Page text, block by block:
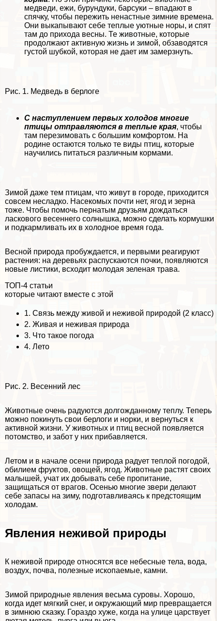
медведи, ежи, бурундуки, барсуки – впадают в
спячку, чтобы пережить ненастные зимние времена.
Они выкапывают себе теплые уютные норы, и спят
там до прихода весны. Те животные, которые
продолжают активную жизнь и зимой, обзаводятся
густой шубкой, которая не дает им замерзнуть.
Рис. 1. Медведь в берлоге
С наступлением первых холодов многие
птицы отправляются в теплые края, чтобы
там перезимовать с большим комфортом. На
родине остаются только те виды птиц, которые
научились питаться различным кормами.
Зимой даже тем птицам, что живут в городе, приходится
совсем несладко. Насекомых почти нет, ягод и зерна
тоже. Чтобы помочь пернатым друзьям дождаться
ласкового весеннего солнышка, можно сделать кормушки
и подкармливать их в холодное время года.
Весной природа пробуждается, и первыми реагируют
растения: на деревьях распускаются почки, появляются
новые листики, всходит молодая зеленая трава.
ТОП-4 статьи
которые читают вместе с этой
1. Связь между живой и неживой природой (2 класс)
2. Живая и неживая природа
3. Что такое погода
4. Лето
Рис. 2. Весенний лес
Животные очень радуются долгожданному теплу. Теперь
можно покинуть свои берлоги и норки, и вернуться к
активной жизни. У животных и птиц весной появляется
потомство, и забот у них прибавляется.
Летом и в начале осени природа радует теплой погодой,
обилием фруктов, овощей, ягод. Животные растят своих
малышей, учат их добывать себе пропитание,
защищаться от врагов. Осенью многие звери делают
себе запасы на зиму, подготавливаясь к предстоящим
холодам.
Явления неживой природы
К неживой природе относятся все небесные тела, вода,
воздух, почва, полезные ископаемые, камни.
Зимой природные явления весьма суровы. Хорошо,
когда идет мягкий снег, и окружающий мир превращается
в зимнюю сказку. Гораздо хуже, когда на улице царствует